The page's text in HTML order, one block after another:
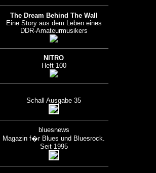
The Dream Behind The Wall
Eine Story aus dem Leben eines
DDR-Amateurmusikers
NITRO
Heft 100
Schall Ausgabe 35
bluesnews
Magazin f�r Blues und Bluesrock.
Seit 1995